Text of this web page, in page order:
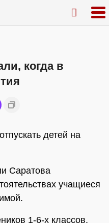
когда в
детей на
Саратова
учащиеся
1-6-х классов,